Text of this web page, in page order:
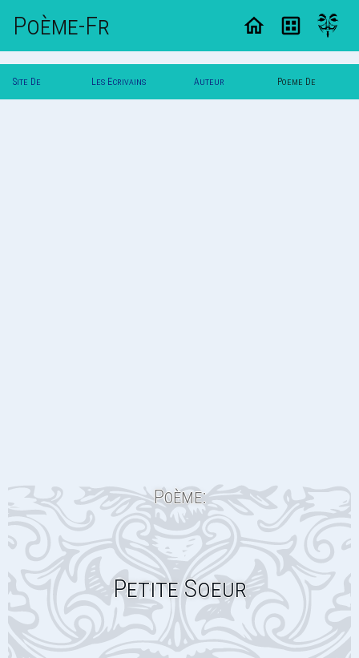
Poème-Fr
Site De Les Ecrivains Auteur Poeme De
Poème:
Petite Soeur